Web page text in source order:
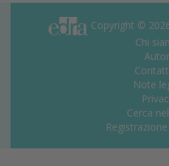
Copyright ©
Chi
Note
Cerca